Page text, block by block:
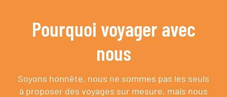
Pourquoi voyager avec
nous
Soyons honnête, nous ne sommes pas les seuls
à proposer des voyages sur mesure, mais nous